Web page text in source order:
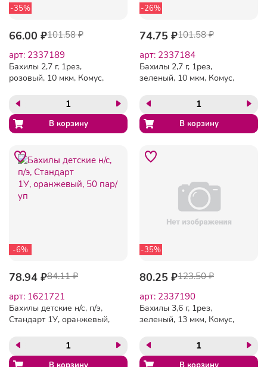
-35%
66.00 ₽101.58 ₽
арт: 2337189
Бахилы 2,7 г, 1рез,
розовый, 10 мкм, Комус,
-26%
74.75 ₽101.58 ₽
арт: 2337184
Бахилы 2,7 г, 1рез,
зеленый, 10 мкм, Комус,
-6%
78.94 ₽84.11 ₽
арт: 1621721
Бахилы детские н/с, п/э,
Стандарт 1У, оранжевый,
-35%
80.25 ₽123.50 ₽
арт: 2337190
Бахилы 3,6 г, 1рез,
зеленый, 13 мкм, Комус,